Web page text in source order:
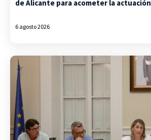
de Alicante para acometer la actuación
6 agosto 2026